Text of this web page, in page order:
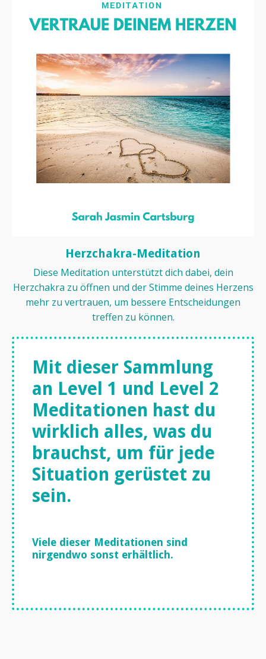
Herzchakra-Meditation
Diese Meditation unterstützt dich dabei, dein
Herzchakra zu öffnen und der Stimme deines Herzens
mehr zu vertrauen, um bessere Entscheidungen
treffen zu können.
Mit dieser Sammlung
an Level 1 und Level 2
Meditationen hast du
wirklich alles, was du
brauchst, um für jede
Situation gerüstet zu
sein.
Viele dieser Meditationen sind
nirgendwo sonst erhältlich.